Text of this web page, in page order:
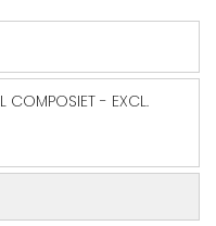
COMPOSIET - EXCL.